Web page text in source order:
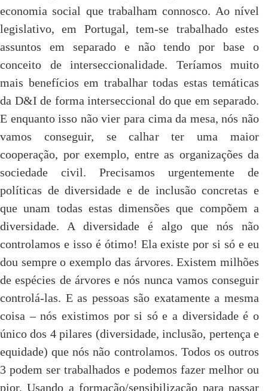
economia social que trabalham connosco. Ao nível
legislativo, em Portugal, tem-se trabalhado estes
assuntos em separado e não tendo por base o
conceito de interseccionalidade. Teríamos muito
mais benefícios em trabalhar todas estas temáticas
da D&I de forma interseccional do que em separado.
E enquanto isso não vier para cima da mesa, nós não
vamos conseguir, se calhar ter uma maior
cooperação, por exemplo, entre as organizações da
sociedade civil. Precisamos urgentemente de
políticas de diversidade e de inclusão concretas e
que unam todas estas dimensões que compõem a
diversidade. A diversidade é algo que nós não
controlamos e isso é ótimo! Ela existe por si só e eu
dou sempre o exemplo das árvores. Existem milhões
de espécies de árvores e nós nunca vamos conseguir
controlá-las. E as pessoas são exatamente a mesma
coisa – nós existimos por si só e a diversidade é o
único dos 4 pilares (diversidade, inclusão, pertença e
equidade) que nós não controlamos. Todos os outros
3 podem ser trabalhados e podemos fazer melhor ou
pior. Usando a formação/sensibilização para passar